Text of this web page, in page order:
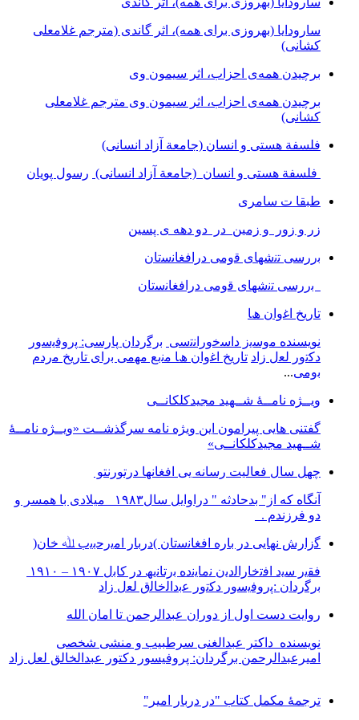
سارودایا (بهروزی برای همه)، اثر گاندی (مترجم غلامعلی
کشانی)
برچیدن همه‌ی احزاب، اثر سیمون وی
برچیدن همه‌ی احزاب، اثر سیمون وی مترجم غلامعلی
کشانی)
فلسفة هستی و انسان (جامعة آزاد انسانی)
فلسفة هستی و انسان (جامعة آزاد انسانی) رسول پویان
طبقا ت سامری
زر و زور و زمین در دو دهه ی پسین
ﺑررﺳﯽ ﺗﻧﺷﮭﺎی ﻗوﻣﯽ دراﻓﻐﺎﻧﺳﺗﺎن
ﺑررﺳﯽ ﺗﻧﺷﮭﺎی ﻗوﻣﯽ دراﻓﻐﺎﻧﺳﺗﺎن
ﺗﺎرﯾﺦ اﻏوان ھﺎ
نویسنده ﻣوﺳﯾز داﺳﺧوراﻧﺗﺳﯽ ﺑرﮔردان ﭘﺎرﺳﯽ: ﭘروﻓﯾﺳور
دﮐﺗور ﻟﻌل زاد ﺗﺎرﯾﺦ اﻏوان ھﺎ ﻣﻧﺑﻊ ﻣﮭﻣﯽ ﺑرای ﺗﺎرﯾﺦ ﻣردم
ﺑوﻣﯽ...
ویــژه نامــۀ شــهید مجیدکلکانــی
گفتنی هایی پیرامون این ویژه نامه سرگذشــت «ویــژه نامــۀ
شــهید مجیدکلکانــی»
چهل سال فعالیت رسانه یی افغانها درتورنتو
آنگاه که از" بدحادثه " دراوایل سال۱۹۸۳ میلادی با همسر و
دو فرزندم .
ﮔزارش ﻧﮭﺎﯾﯽ در ﺑﺎره اﻓﻐﺎﻧﺳﺗﺎن )درﺑﺎر اﻣﯾرﺣﺑﯾب ﷲ ﺧﺎن(
ﺑرﮔردان :ﭘروﻓﯾﺳور دﮐﺗور ﻋﺑداﻟﺧﺎﻟق ﻟﻌل زاد
روایت دست اول از دوران عبدالرحمن تا امان الله
نویسنده داکتر عبدالغنی سرطبیب و منشی شخصی
امیرعبدالرحمن برگردان: پروفیسور دکتور عبدالخالق لعل زاد
ترجمۀ مکمل کتاب "در دربار امیر"